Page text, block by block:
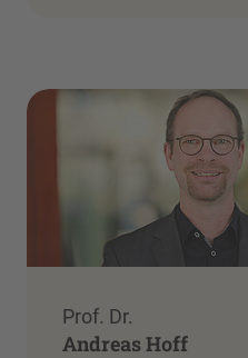
Prof. Dr.
Andreas Hoff